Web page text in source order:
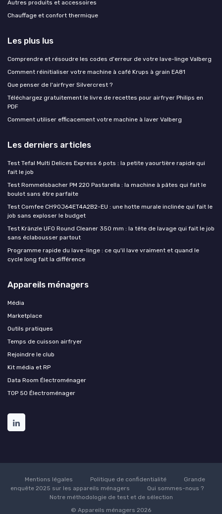
Autres produits et accessoires
Chauffage et confort thermique
Les plus lus
Comprendre et résoudre les codes d'erreur de votre lave-linge Valberg
Comment réinitialiser votre machine à café Krups à grain EA81
Que penser de l'airfryer Silvercrest ?
Téléchargez gratuitement le livre de recettes pour airfryer Philips en
PDF
Comment utiliser efficacement votre machine à laver Valberg
Les derniers articles
Test Tefal Multi Delices Express 6 pots : la petite yaourtière rapide qui
fait le job
Test Rommelsbacher PM 220 Pastarella : la machine à pâtes qui fait le
boulot sans être parfaite
Test Comfee CH90J64ET4A2B2-EU : une hotte murale inclinée qui fait le
job sans exploser le budget
Test Kränzle UFO Round Cleaner 350 mm : la tête de lavage qui fait le job
sans éclabousser partout
Programme rapide du lave-linge : ce qu'il lave vraiment et quand le
cycle long fait la différence
Appareils ménagers
Média
Marketplace
Outils pratiques
Temps de cuisson airfryer
Rejoindre le club
Kit média et RP
Data Room Électroménager
TOP 50 Électroménager
Mentions légales Politique de confidentialité
Grande
enquête 2025 sur les appareils ménagers
Qui sommes-nous ?
Notre méthodologie de test et de sélection
© Appareils ménagers 2026